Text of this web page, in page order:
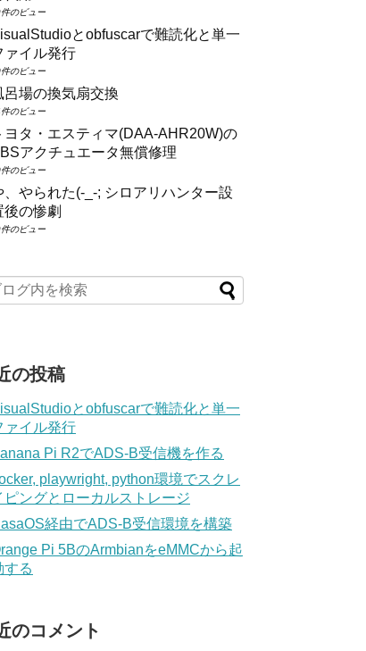
のビュー
とobfuscarで難読化と単一
ァイル発行
のビュー
呂場の換気扇交換
のビュー
ヨタ・エスティマ(DAA‑AHR20W)の
アクチュエータ無償修理
のビュー
、やられた(-_-; シロアリハンター設
後の惨劇
のビュー
の投稿
とobfuscarで難読化と単一
ァイル発行
Pi R2でADS-B受信機を作る
playwright, python環境でスクレ
ピングとローカルストレージ
経由でADS-B受信環境を構築
Pi 5BのArmbianをeMMCから起
する
のコメント